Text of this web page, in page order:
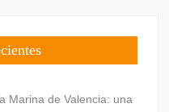
Marina de Valencia: una